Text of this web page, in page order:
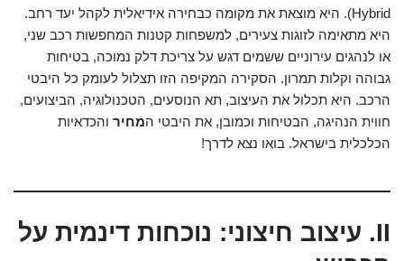
Hybrid). היא מוצאת את מקומה כבחירה אידיאלית לקהל יעד רחב.
היא מתאימה לזוגות צעירים, למשפחות קטנות המחפשות רכב שני,
או לנהגים עירוניים ששמים דגש על צריכת דלק נמוכה, בטיחות
גבוהה וקלות תמרון. הסקירה המקיפה הזו תצלול לעומק כל היבטי
הרכב. היא תכלול את העיצוב, תא הנוסעים, הטכנולוגיה, הביצועים,
חווית הנהיגה, הבטיחות וכמובן, את היבטי המחיר והכדאיות
הכלכלית בישראל. בואו נצא לדרך!
II. עיצוב חיצוני: נוכחות דינמית על